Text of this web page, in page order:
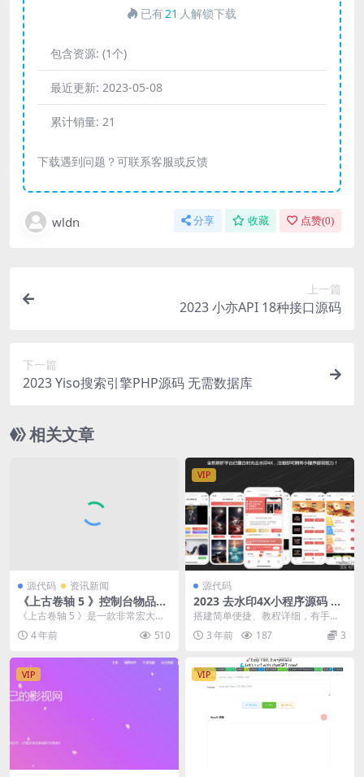
已有21 人解锁下载
包含资源: (1个)
最近更新: 2023-05-08
累计销量: 21
下载遇到问题？可联系客服或反馈
wldn 分享 收藏 点赞(0)
上一篇
2023 小亦API 18种接口源码
下一篇
2023 Yiso搜索引擎PHP源码 无需数据库
相关文章
源代码 资讯新闻
《上古卷轴 5 》控制台物品获
得代码3—药剂、毒药、附魔
《上古卷轴 5 》是一款非常宏大的
史诗制开放游戏，想必有很多小伙
伴都进游戏体验过...
4 年前 510
VIP
源代码
2023 去水印4X小程序源码 带
流量主 附视频教程
搭建简单便捷、教程详细，有手就
会 开通流量主后 会有横幅,激励视
频,插屏广告, ...
3 年前 187 3
VIP VIP